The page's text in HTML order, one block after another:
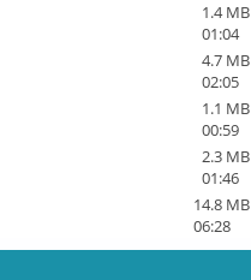
1.4 MB
01:04
4.7 MB
02:05
1.1 MB
00:59
2.3 MB
01:46
14.8 MB
06:28